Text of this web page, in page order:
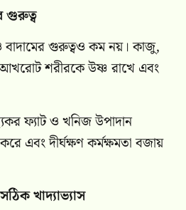
গুরুত্ব
গুরুত্বও কম নয়। কাজু,
শরীরকে উষ্ণ রাখে এবং
ফ্যাট ও খনিজ উপাদান
এবং দীর্ঘক্ষণ কর্মক্ষমতা বজায়
খাদ্যাভ্যাস